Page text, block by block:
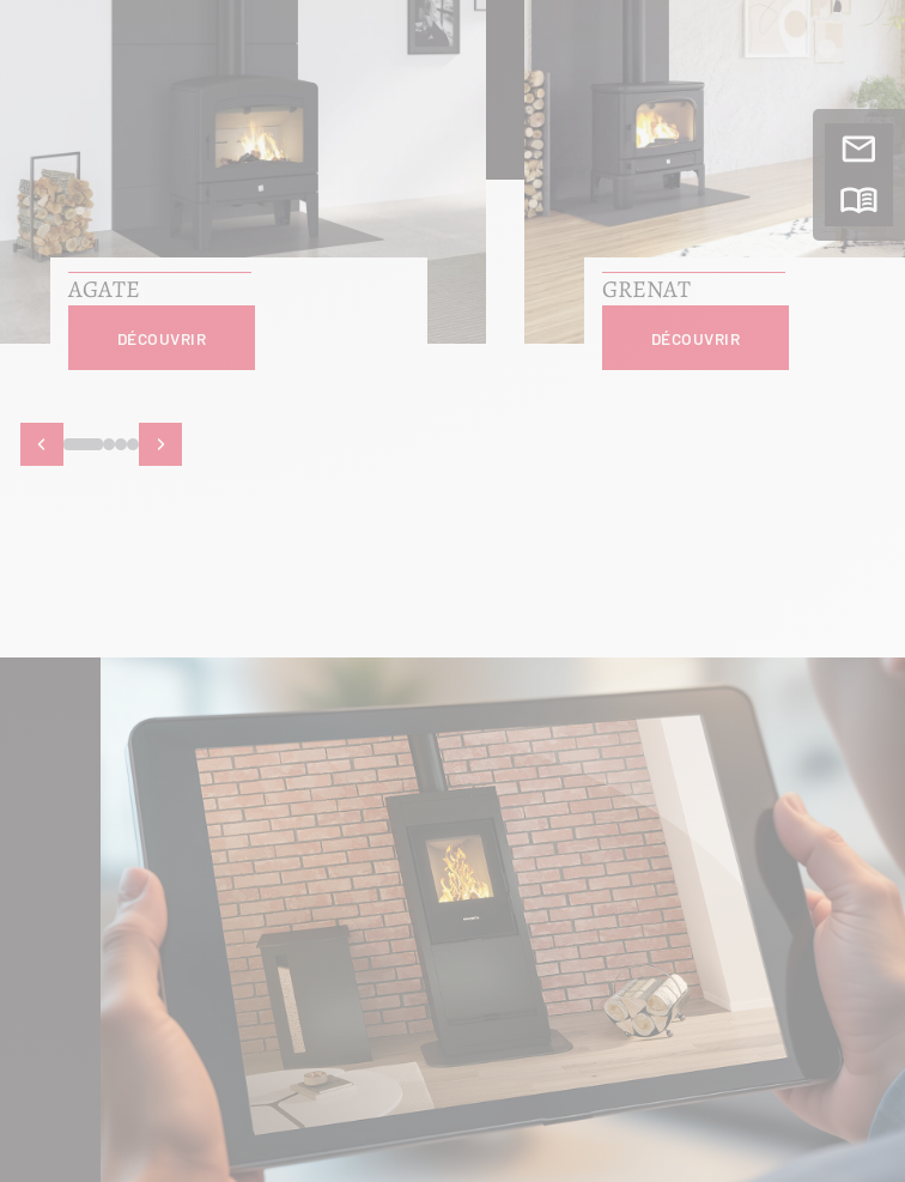
AGATE
DÉCOUVRIR
GRENAT
DÉCOUVRIR